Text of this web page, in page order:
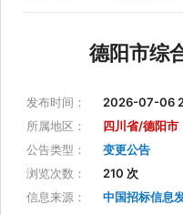
德阳市综
发布时间：
2026-07-06
所属地区：
四川省/德阳市
公告类型：
变更公告
浏览次数：
210 次
信息来源：
中国招标信息